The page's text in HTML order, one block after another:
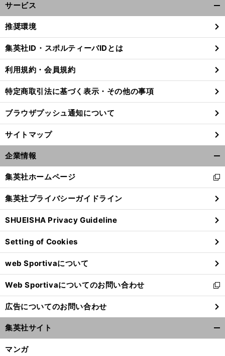
サービス
閉
る
推奨環境
集英社ID・スポルティーバIDとは
利用規約・会員規約
特定商取引法に基づく表示・その他の事項
ブラウザプッシュ通知について
サイトマップ
企業情報
閉
る
集英社ホームページ
新
し
い
ウ
ィ
ン
ド
ウ
で
開
く
集英社プライバシーガイドライン
SHUEISHA Privacy Guideline
Setting of Cookies
web Sportivaについて
Web Sportivaについてのお問い合わせ
新
し
い
ウ
ィ
ン
広告についてのお問い合わせ
集英社サイト
マンガ